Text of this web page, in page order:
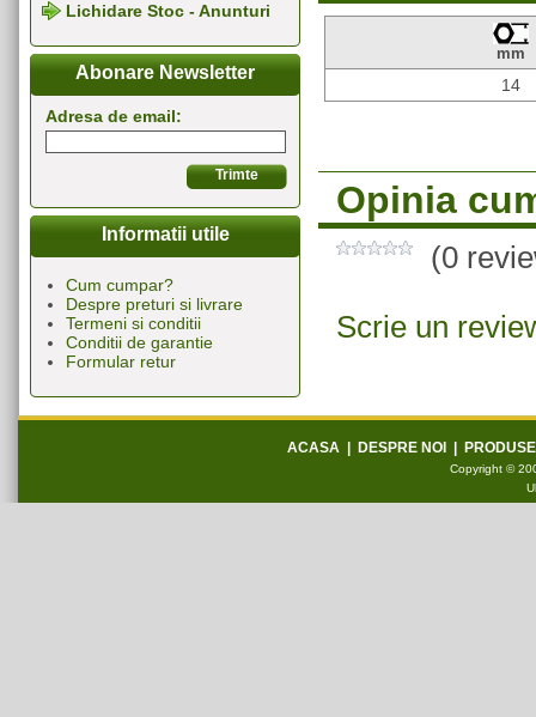
Lichidare Stoc - Anunturi
Abonare Newsletter
Adresa de email:
Informatii utile
Cum cumpar?
Despre preturi si livrare
Termeni si conditii
Conditii de garantie
Formular retur
mm
14
Opinia
(0
Scrie un
ACASA DESPRE NOI
Copyright ©